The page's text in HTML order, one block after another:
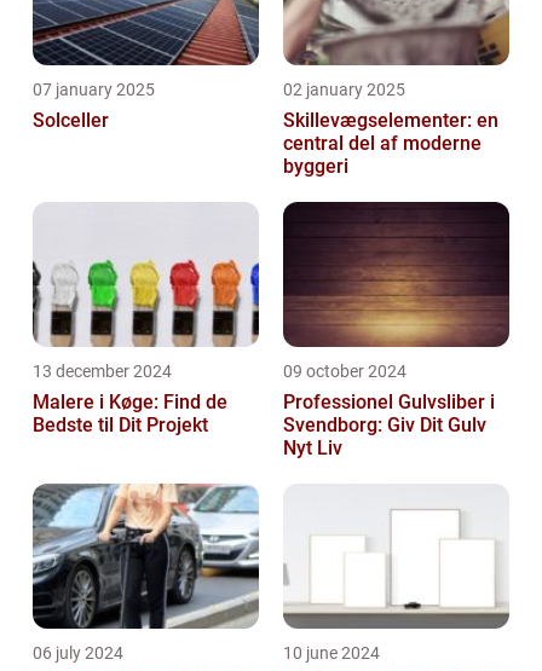
07 january 2025
Solceller
02 january 2025
Skillevægselementer: en
central del af moderne
byggeri
13 december 2024
Malere i Køge: Find de
Bedste til Dit Projekt
09 october 2024
Professionel Gulvsliber i
Svendborg: Giv Dit Gulv
Nyt Liv
06 july 2024 10 june 2024